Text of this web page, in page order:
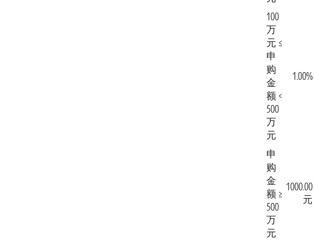
100
万
元 ≤
申
购
金
额 <
500
万
元
1.00%
申
购
金
额 ≥
500
万
元
1000.00
元